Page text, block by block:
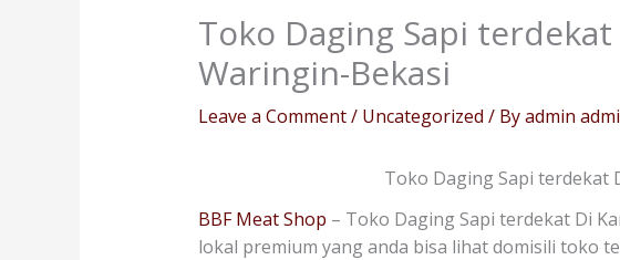
Toko Daging Sapi
Waringin-Bekasi
Leave a Comment/ Uncategorized / Byadmin
Toko Daging Sapi terdekat
BBF Meat Shop – Toko Daging Sapi terdekat Di
lokal premium yang anda bisa lihat domisili toko